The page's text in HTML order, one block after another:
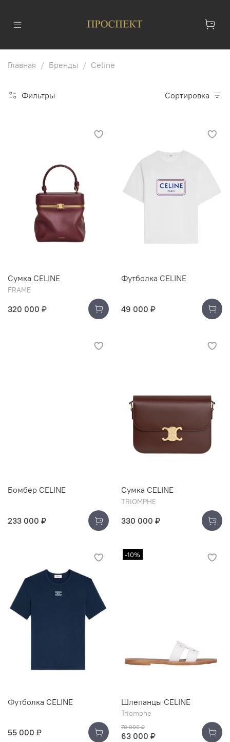
Главная Бренды Celine
Фильтры Сортировка
Сумка CELINE
FRAME
320 000 ₽
Футболка CELINE
49 000 ₽
Бомбер CELINE
233 000 ₽
Сумка CELINE
TRIOMPHE
330 000 ₽
Футболка CELINE
55 000 ₽
-10%
Шлепанцы CELINE
Triomphe
70 000 ₽
63 000 ₽